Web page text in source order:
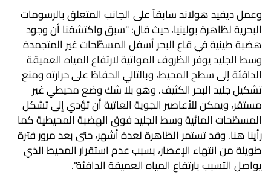
وعمل ديفيد هولاند سابقاً على الجانب المتعلق بالرسومات
البحرية لظاهرة بولينيا، حيث قال: "سبق واكتشفنا أن وجود
هضبة طينية في قاع البحر أسفل المسطّحات غير المتجمدة
وسط الجليد يوفر الظروف المواتية لارتفاع المياه العميقة
الدافئة إلى سطح المحيط، وبالتالي الحفاظ على حرارته ومنع
تشكيل جليد البحر الكثيف. وهو بلا شك وضع محيطي غير
مستقر، ويمكن للأعاصير الجوية العاتية أن تؤدي إلى تشكل
المسطّحات المائية وسط الجليد فوق الهضبة المحيطية كما
رأينا هنا. وقد تستمر الظاهرة لعدة أشهر، حتى بعد مرور فترة
طويلة من انتهاء الإعصار، بسبب عدم استقرار المحيط الذي
يواصل التسبب بارتفاع المياه العميقة الدافئة".